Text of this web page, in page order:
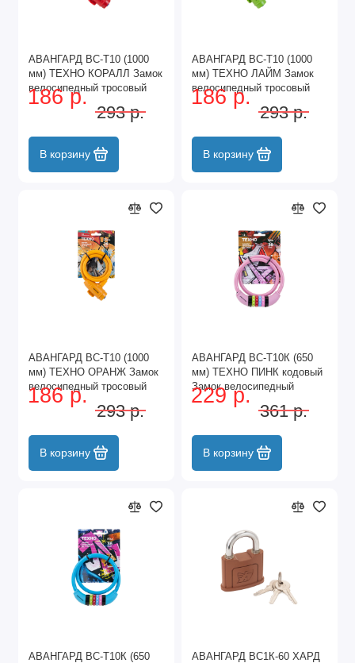
АВАНГАРД ВС-Т10 (1000
мм) ТЕХНО КОРАЛЛ Замок
велосипедный тросовый
(60,10)
186 р.
293 р.
В корзину
АВАНГАРД ВС-Т10 (1000
мм) ТЕХНО ЛАЙМ Замок
велосипедный тросовый
(60,10)
186 р.
293 р.
В корзину
АВАНГАРД ВС-Т10 (1000
мм) ТЕХНО ОРАНЖ Замок
велосипедный тросовый
(60,10)
186 р.
293 р.
В корзину
АВАНГАРД ВС-Т10К (650
мм) ТЕХНО ПИНК кодовый
Замок велосипедный
тросовый (60,10)
229 р.
361 р.
В корзину
АВАНГАРД ВС-Т10К (650
АВАНГАРД ВС1К-60 ХАРД